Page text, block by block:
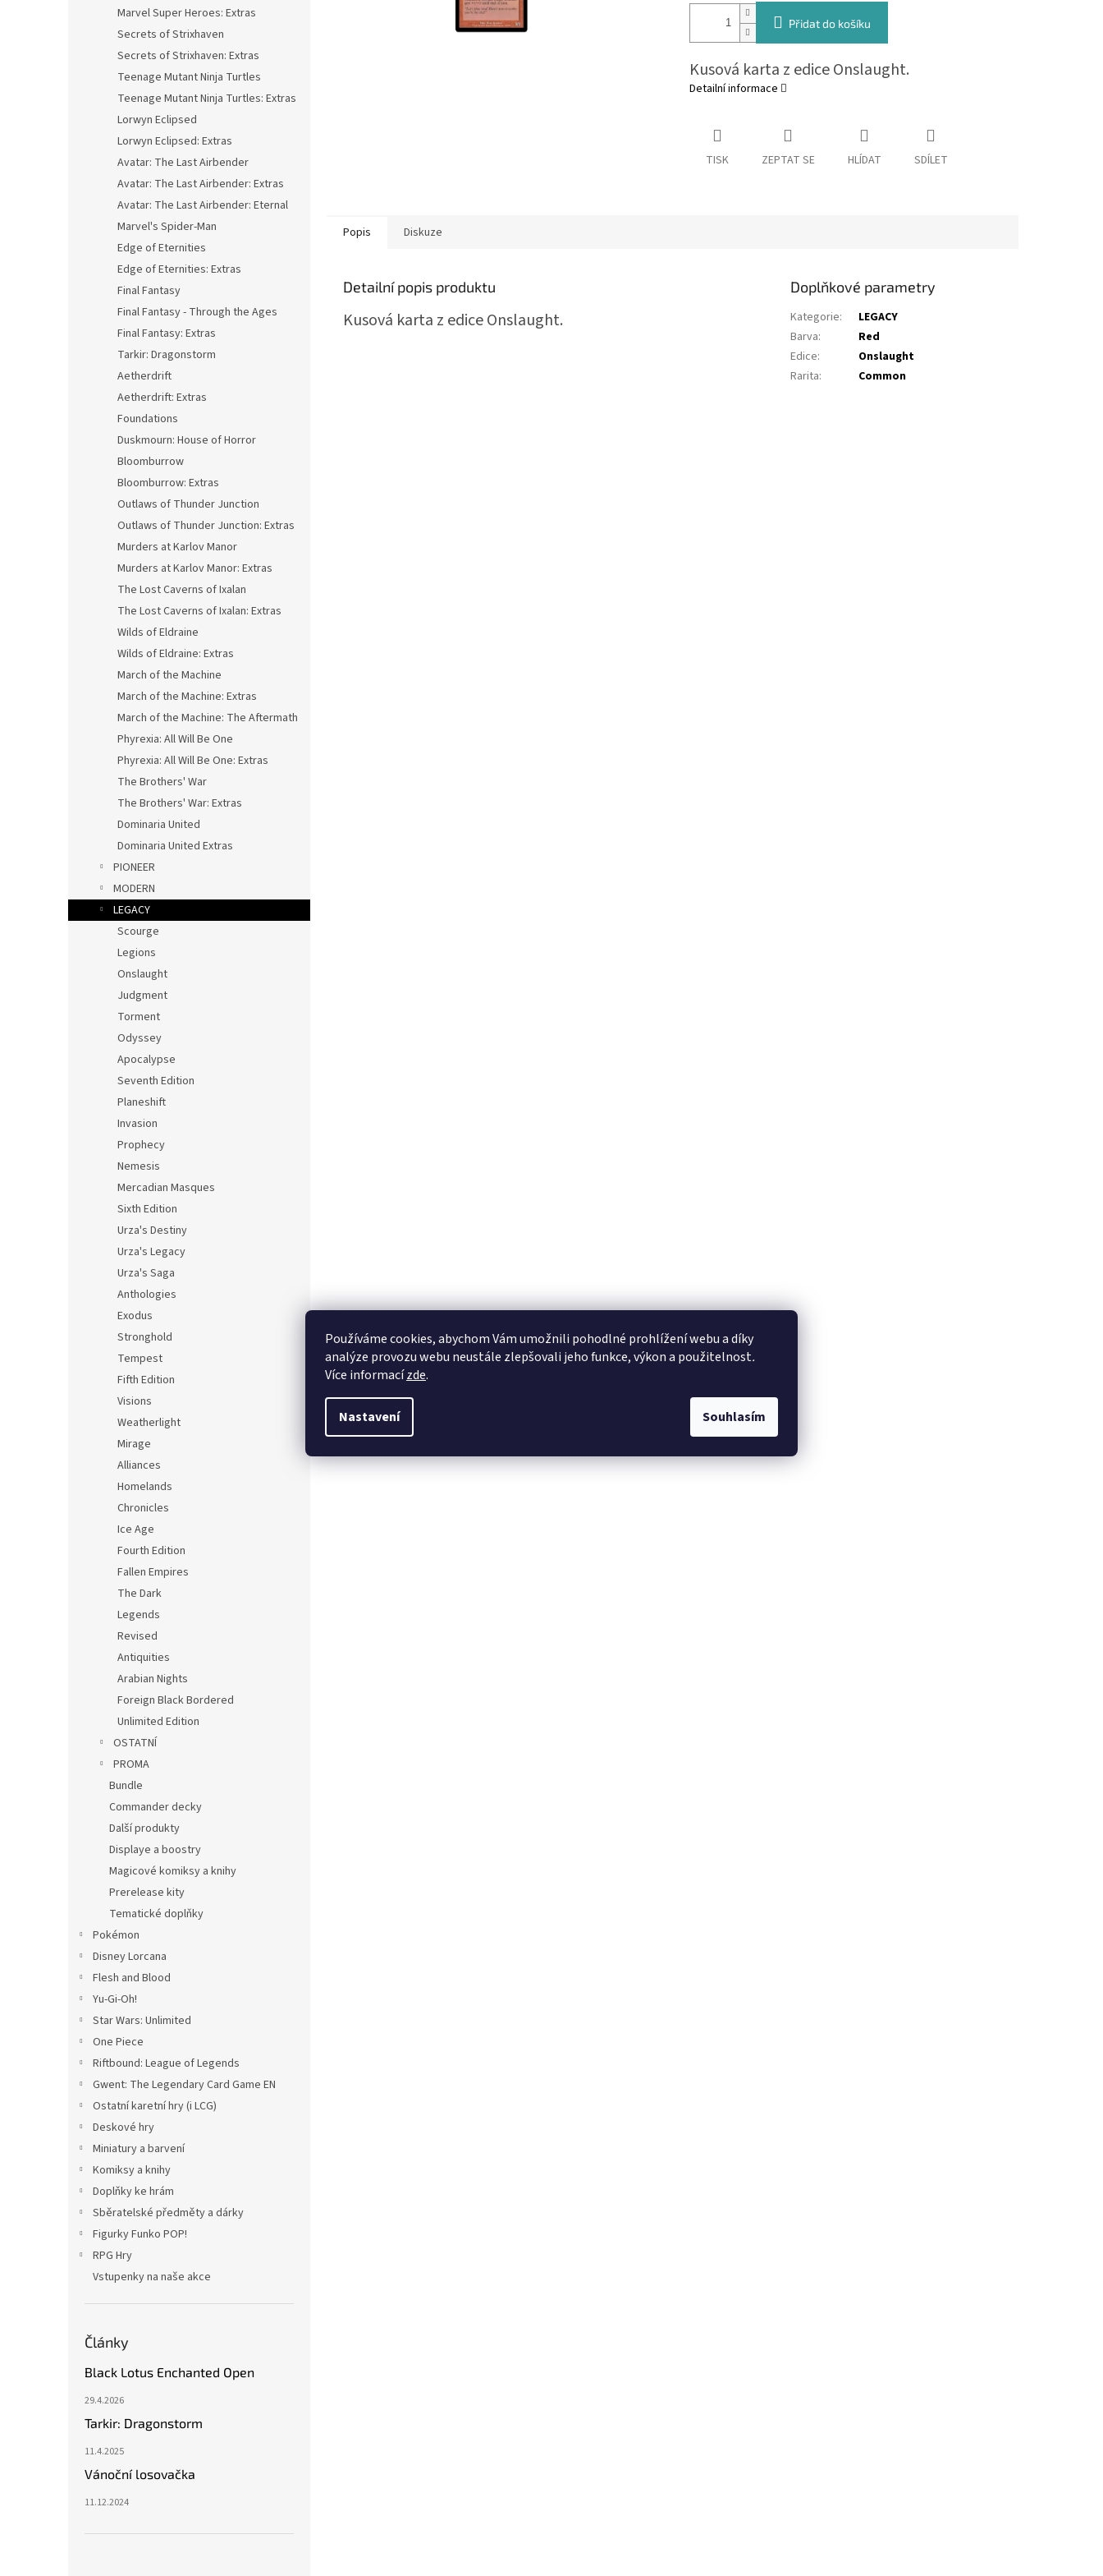
Používáme cookies, abychom Vám umožnili pohodlné prohlížení webu a díky
analýze provozu webu neustále zlepšovali jeho funkce, výkon a použitelnost.
Více informacízde.
Nastavení Souhlasím
Marvel Super Heroes: Extras
Secrets of Strixhaven
Secrets of Strixhaven: Extras
Teenage Mutant Ninja Turtles
Teenage Mutant Ninja Turtles: Extras
Lorwyn Eclipsed
Lorwyn Eclipsed: Extras
Avatar: The Last Airbender
Avatar: The Last Airbender: Extras
Avatar: The Last Airbender: Eternal
Marvel's Spider-Man
Edge of Eternities
Edge of Eternities: Extras
Final Fantasy
Final Fantasy - Through the Ages
Final Fantasy: Extras
Tarkir: Dragonstorm
Aetherdrift
Aetherdrift: Extras
Foundations
Duskmourn: House of Horror
Bloomburrow
Bloomburrow: Extras
Outlaws of Thunder Junction
Outlaws of Thunder Junction: Extras
Murders at Karlov Manor
Murders at Karlov Manor: Extras
The Lost Caverns of Ixalan
The Lost Caverns of Ixalan: Extras
Wilds of Eldraine
Wilds of Eldraine: Extras
March of the Machine
March of the Machine: Extras
March of the Machine: The Aftermath
Phyrexia: All Will Be One
Phyrexia: All Will Be One: Extras
The Brothers' War
The Brothers' War: Extras
Dominaria United
Dominaria United Extras
PIONEER
MODERN
LEGACY
Scourge
Legions
Onslaught
Judgment
Torment
Odyssey
Apocalypse
Seventh Edition
Planeshift
Invasion
Prophecy
Nemesis
Mercadian Masques
Sixth Edition
Urza's Destiny
Urza's Legacy
Urza's Saga
Anthologies
Exodus
Stronghold
Tempest
Fifth Edition
Visions
Weatherlight
Mirage
Alliances
Homelands
Chronicles
Ice Age
Fourth Edition
Fallen Empires
The Dark
Legends
Revised
Antiquities
Arabian Nights
Foreign Black Bordered
Unlimited Edition
OSTATNÍ
PROMA
Bundle
Commander decky
Další produkty
Displaye a boostry
Magicové komiksy a knihy
Prerelease kity
Tematické doplňky
Pokémon
Disney Lorcana
Flesh and Blood
Yu-Gi-Oh!
Star Wars: Unlimited
One Piece
Riftbound: League of Legends
Gwent: The Legendary Card Game EN
Ostatní karetní hry (i LCG)
Deskové hry
Miniatury a barvení
Komiksy a knihy
Doplňky ke hrám
Sběratelské předměty a dárky
Figurky Funko POP!
RPG Hry
Vstupenky na naše akce
Články
Black Lotus Enchanted Open
29.4.2026
Tarkir: Dragonstorm
11.4.2025
Vánoční losovačka
11.12.2024
Přidat do košíku
Kusová karta z edice Onslaught.
Detailní informace
TISK ZEPTAT SE HLÍDAT SDÍLET
Popis Diskuze
Detailní popis produktu
Kusová karta z edice Onslaught.
Doplňkové parametry
Kategorie:
LEGACY
Barva:
Red
Edice:
Onslaught
Rarita: Common